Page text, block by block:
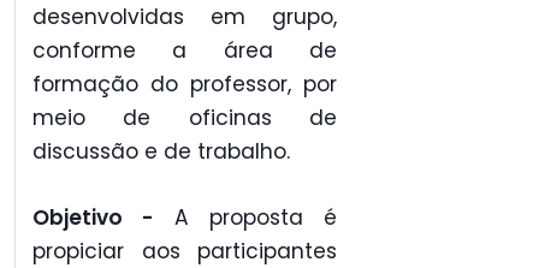
desenvolvidas em grupo,
conforme a área de
formação do professor, por
meio de oficinas de
discussão e de trabalho.
Objetivo - A proposta é
propiciar aos participantes